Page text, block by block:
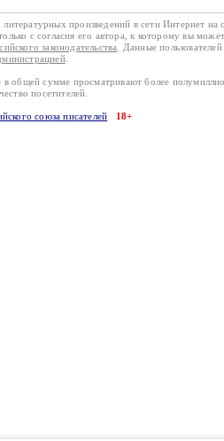
произведений в сети Интернет на
с согласия его автора, к которому вы
законодательства . Данные
.
общей сумме просматривают более
посетителей.
союза писателей 18+